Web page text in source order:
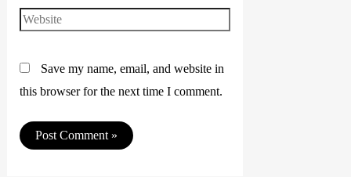
Website
Save my name, email, and website in
this browser for the next time I comment.